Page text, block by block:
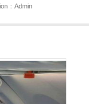
：Admin